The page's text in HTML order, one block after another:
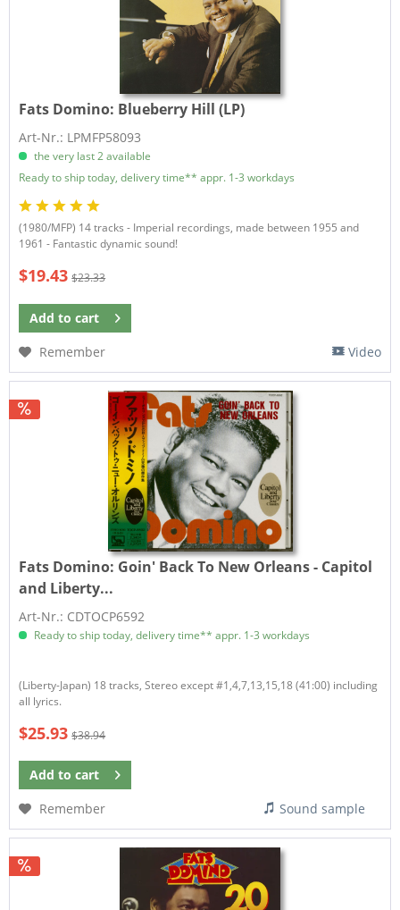
Fats Domino: Blueberry Hill (LP)
Art-Nr.: LPMFP58093
the very last 2 available
Ready to ship today, delivery time** appr. 1-3 workdays
(1980/MFP) 14 tracks - Imperial recordings, made between 1955 and
1961 - Fantastic dynamic sound!
$19.43 $23.33
Add to cart
Remember
Video
Fats Domino: Goin' Back To New Orleans - Capitol
and Liberty...
Art-Nr.: CDTOCP6592
Ready to ship today, delivery time** appr. 1-3 workdays
(Liberty-Japan) 18 tracks, Stereo except #1,4,7,13,15,18 (41:00) including
all lyrics.
$25.93 $38.94
Add to cart
Remember
Sound sample